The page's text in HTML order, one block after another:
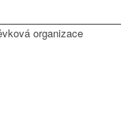
organizace